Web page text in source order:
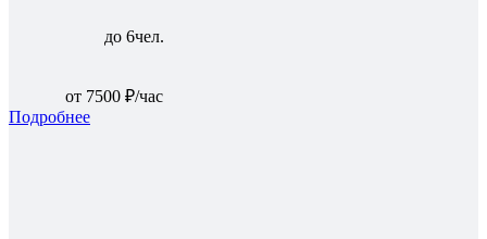
до 6чел.
от 7500 ₽/час
Подробнее